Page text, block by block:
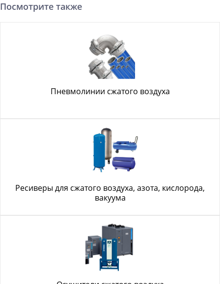
Посмотрите также
Пневмолинии сжатого воздуха
Ресиверы для сжатого воздуха, азота, кислорода,
вакуума